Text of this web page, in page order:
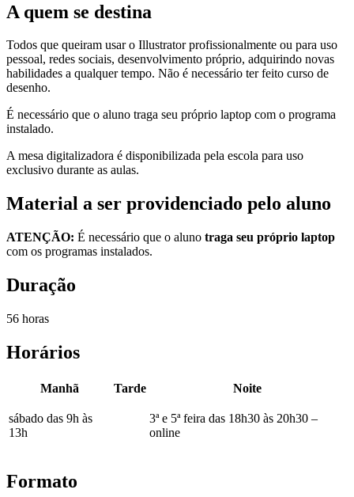
A quem se destina
Todos que queiram usar o Illustrator profissionalmente ou para uso
pessoal, redes sociais, desenvolvimento próprio, adquirindo novas
habilidades a qualquer tempo. Não é necessário ter feito curso de
desenho.
É necessário que o aluno traga seu próprio laptop com o programa
instalado.
A mesa digitalizadora é disponibilizada pela escola para uso
exclusivo durante as aulas.
Material a ser providenciado pelo aluno
ATENÇÃO: É necessário que o aluno traga seu próprio laptop
com os programas instalados.
Duração
56 horas
Horários
Manhã Tarde Noite
sábado das 9h às
13h
3ª e 5ª feira das 18h30 às 20h30 –
online
Formato